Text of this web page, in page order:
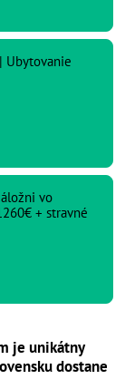
Ubytovanie
vo
+ stravné
je unikátny
dostane